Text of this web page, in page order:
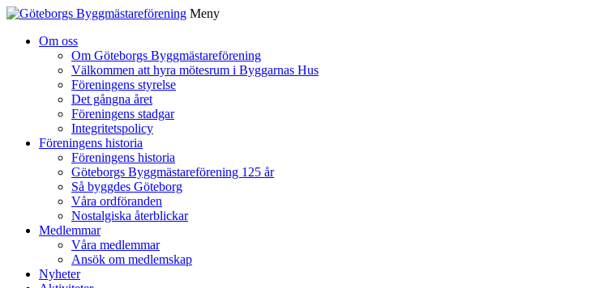
Meny
Om oss
Om Göteborgs Byggmästareförening
Välkommen att hyra mötesrum i Byggarnas Hus
Föreningens styrelse
Det gångna året
Föreningens stadgar
Integritetspolicy
Föreningens historia
Föreningens historia
Göteborgs Byggmästareförening 125 år
Så byggdes Göteborg
Våra ordföranden
Nostalgiska återblickar
Medlemmar
Våra medlemmar
Ansök om medlemskap
Nyheter